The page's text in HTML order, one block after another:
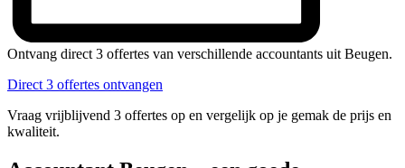
Ontvang direct 3 offertes van verschillende accountants uit Beugen.
Direct 3 offertes ontvangen
Vraag vrijblijvend 3 offertes op en vergelijk op je gemak de prijs en
kwaliteit.